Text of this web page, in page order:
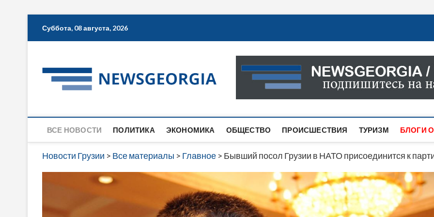
Суббота, 08 августа, 2026
Новости Грузии
САМАЯ АКТУАЛЬНАЯ ИНФОРМАЦИЯ О СОБЫТИЯХ
САЙТЕ ВЫ НАЙДЕТЕ НОВОСТИ ПОЛИТИКИ,
ВСЕ НОВОСТИ ПОЛИТИКА ЭКОНОМИКА ОБЩЕСТВО ПРОИСШЕСТВИЯ ТУРИЗМ БЛОГИ
Новости Грузии > Все материалы > Главное > Бывший посол Грузии в НАТО присоединится к